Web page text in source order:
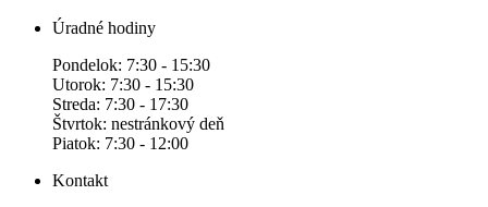
Úradné hodiny
Pondelok: 7:30 - 15:30
Utorok: 7:30 - 15:30
Streda: 7:30 - 17:30
Štvrtok: nestránkový deň
Piatok: 7:30 - 12:00
Kontakt